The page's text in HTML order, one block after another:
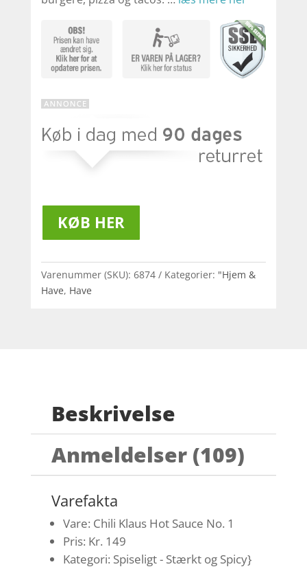
KØB HER
Varenummer (SKU): 6874 Kategorier: "Hjem &
Have, Have
Beskrivelse
Anmeldelser (109)
Varefakta
Vare: Chili Klaus Hot Sauce No. 1
Pris: Kr. 149
Kategori: Spiseligt - Stærkt og Spicy}